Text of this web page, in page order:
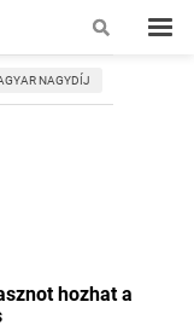
NAGYDÍJ
hozhat a